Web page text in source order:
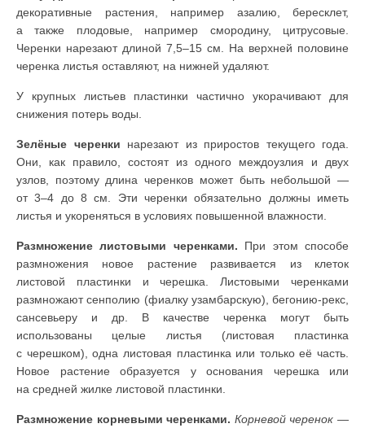
декоративные растения, например азалию, бересклет,
а также плодовые, например смородину, цитрусовые.
Черенки нарезают длиной 7,5–15 см. На верхней половине
черенка листья оставляют, на нижней удаляют.
У крупных листьев пластинки частично укорачивают для
снижения потерь воды.
Зелёные черенки нарезают из приростов текущего года.
Они, как правило, состоят из одного междоузлия и двух
узлов, поэтому длина черенков может быть небольшой —
от 3–4 до 8 см. Эти черенки обязательно должны иметь
листья и укореняться в условиях повышенной влажности.
Размножение листовыми черенками. При этом способе
размножения новое растение развивается из клеток
листовой пластинки и черешка. Листовыми черенками
размножают сенполию (фиалку узамбарскую), бегонию-рекс,
сансевьеру и др. В качестве черенка могут быть
использованы целые листья (листовая пластинка
с черешком), одна листовая пластинка или только её часть.
Новое растение образуется у основания черешка или
на средней жилке листовой пластинки.
Размножение корневыми черенками. Корневой черенок —